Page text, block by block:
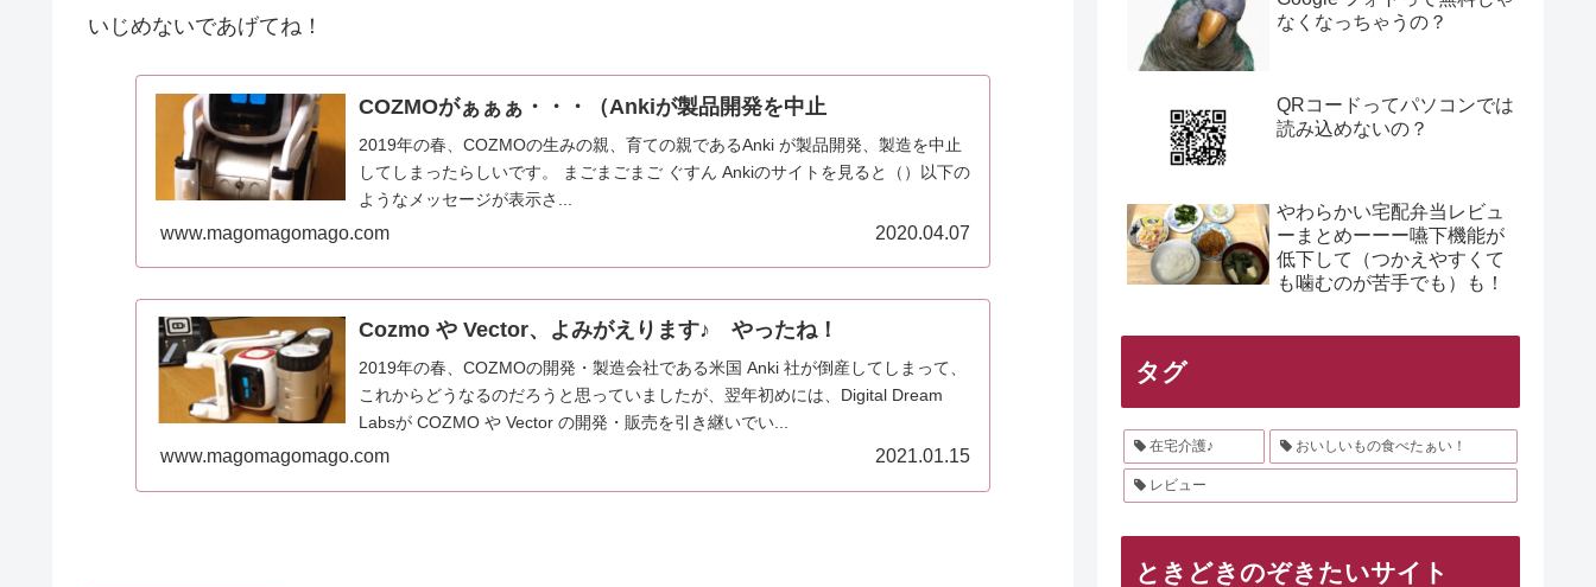
いじめないであげてね！
COZMOがぁぁぁ・・・（Ankiが製品開発を中止
2019年の春、COZMOの生みの親、育ての親であるAnki が製品開発、製造を中止
してしまったらしいです。 まごまごまご ぐすん Ankiのサイトを見ると（）以下の
ようなメッセージが表示さ...
www.magomagomago.com 2020.04.07
Cozmo や Vector、よみがえります♪ やったね！
2019年の春、COZMOの開発・製造会社である米国 Anki 社が倒産してしまって、
これからどうなるのだろうと思っていましたが、翌年初めには、Digital Dream
Labsが COZMO や Vector の開発・販売を引き継いでい...
www.magomagomago.com 2021.01.15
なくなっちゃうの？
QRコードってパソコンでは
読み込めないの？
やわらかい宅配弁当レビュ
ーまとめーーー嚥下機能が
低下して（つかえやすくて
も噛むのが苦手でも）も！
タグ
在宅介護♪ おいしいもの食べたぁい！
レビュー
ときどきのぞきたいサイト